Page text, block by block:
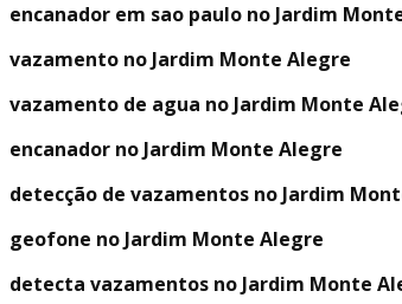
encanador em sao paulo no Jardim
vazamento no Jardim Monte Alegre
vazamento de agua no Jardim Monte
encanador no Jardim Monte Alegre
detecção de vazamentos no Jardim
geofone no Jardim Monte Alegre
detecta vazamentos no Jardim Monte